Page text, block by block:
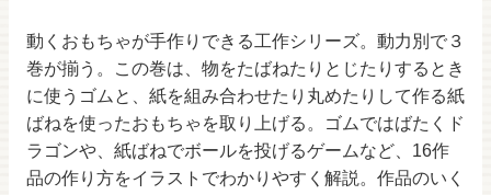
動くおもちゃが手作りできる工作シリーズ。動力別で３
巻が揃う。この巻は、物をたばねたりとじたりするとき
に使うゴムと、紙を組み合わせたり丸めたりして作る紙
ばねを使ったおもちゃを取り上げる。ゴムではばたくド
ラゴンや、紙ばねでボールを投げるゲームなど、16作
品の作り方をイラストでわかりやすく解説。作品のいく